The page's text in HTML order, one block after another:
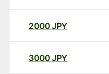
2000JPY
3000JPY